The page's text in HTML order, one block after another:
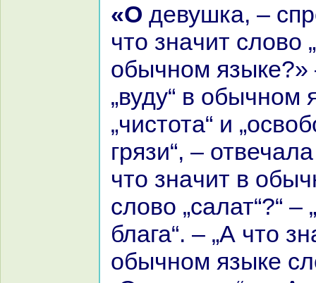
«О девушка, – спросил он её, –
что знaчит слово
обычном
„вуду“ в обычном
„чистота“ и
грязи“, –
что знaчит в
слово „caлат“?“
блага“. – „А что
обычном языке